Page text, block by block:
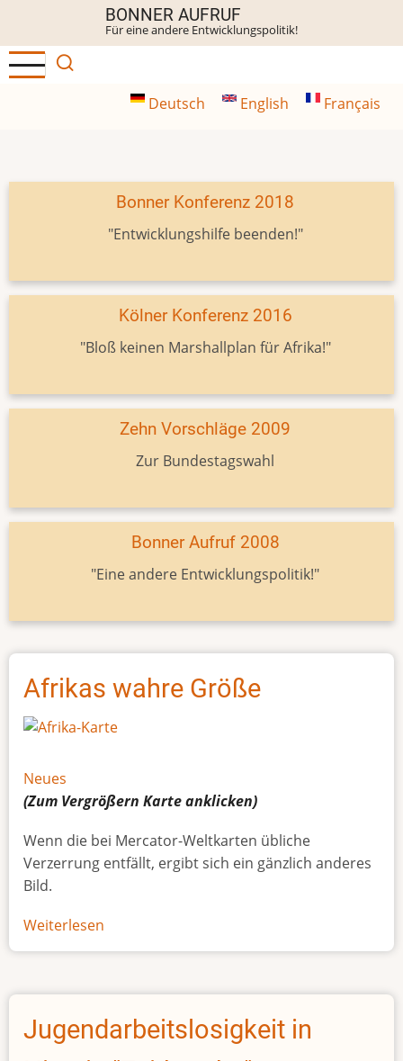
Inhalt
BONNER AUFRUF
Für eine andere Entwicklungspolitik!
Deutsch English Français
Bonner Konferenz 2018
"Entwicklungshilfe beenden!"
Kölner Konferenz 2016
"Bloß keinen Marshallplan für Afrika!"
Zehn Vorschläge 2009
Zur Bundestagswahl
Bonner Aufruf 2008
"Eine andere Entwicklungspolitik!"
Afrikas wahre Größe
Neues
(Zum Vergrößern Karteanklicken)
Wenn die bei Mercator-Weltkarten übliche
Verzerrung entfällt, ergibt sich ein gänzlich anderes
Bild.
Weiterlesen
Afrikas
Größe
Jugendarbeitslosigkeit in